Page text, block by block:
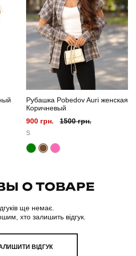
бавовна, 15% поліестер, 5% еластан
україна
Рубашка Pobedov Auri женская
Коричневый
900 грн.
1500 грн.
S
О ТОВАРЕ
ще немає.
хто залишить відгук.
ВІДГУК